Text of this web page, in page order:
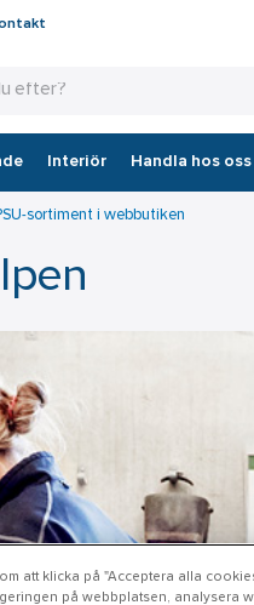
Interiör Handla hos oss
sortiment i webbutiken
att klicka på "Acceptera alla
på webbplatsen, analysera